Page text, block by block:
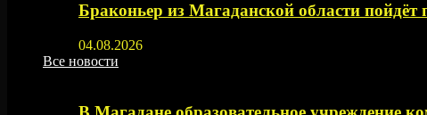
Браконьер из Магаданской области
04.08.2026
Все новости